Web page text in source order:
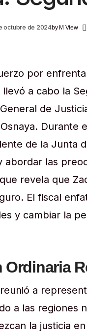
octubre de 2024by M View
por
llevó a cabo la
de
Durante
de la Junta
abordar las
revela que
El fiscal
y cambiar la
Ordinaria
a
a las regiones
la justicia